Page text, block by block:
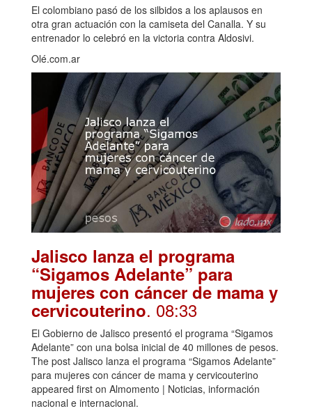
El colombiano pasó de los silbidos a los aplausos en
otra gran actuación con la camiseta del Canalla. Y su
entrenador lo celebró en la victoria contra Aldosivi.
Olé.com.ar
Jalisco lanza el programa
“Sigamos Adelante” para
mujeres con cáncer de mama y
cervicouterino. 08:33
El Gobierno de Jalisco presentó el programa “Sigamos
Adelante” con una bolsa inicial de 40 millones de pesos.
The post Jalisco lanza el programa “Sigamos Adelante”
para mujeres con cáncer de mama y cervicouterino
appeared first on Almomento | Noticias, información
nacional e internacional.